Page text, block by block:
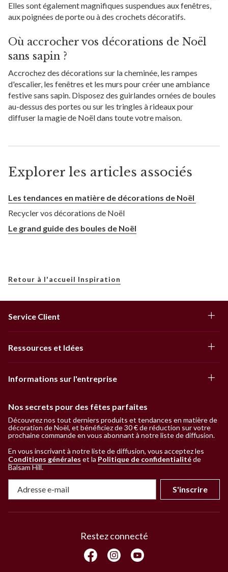
Elles sont également magnifiques suspendues aux fenêtres,
aux poignées de porte ou à des crochets décoratifs.
Où accrocher vos décorations de Noël
sans sapin ?
Accrochez des décorations sur la cheminée, les rampes
d'escalier, les fenêtres et les murs pour créer une ambiance
festive sans sapin. Disposez des guirlandes ornées de boules
au-dessus des portes ou sur les tringles à rideaux pour
diffuser la magie de Noël dans toute votre maison.
Explorer les articles associés
Les tendances en matière de décorations de Noël
Recycler vos décorations de Noël
Le grand guide des boules de Noël
Retour à l'accueil Inspiration
Service Client
Ressources et Idées
Informations sur l'entreprise
Nos secrets pour des fêtes parfaites
Découvrez nos tout derniers produits et tendances en matière de
décoration de Noël, et bénéficiez de 30 € de réduction sur votre
prochaine commande en vous abonnant à notre liste de diffusion.
En vous inscrivant à notre liste de diffusion, vous acceptez les
Conditions générales et la Politique de confidentialitéde
Balsam Hill.
S'inscrire
Restez connecté